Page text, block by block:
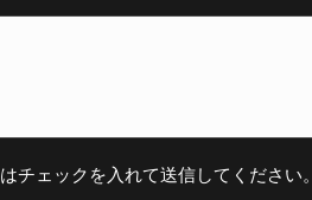
チェックを入れて送信してください。